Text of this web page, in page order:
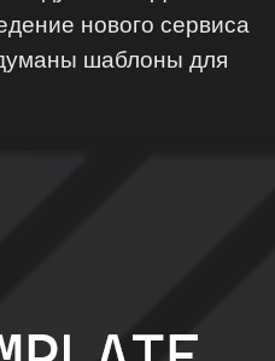
нового сервиса
шаблоны для